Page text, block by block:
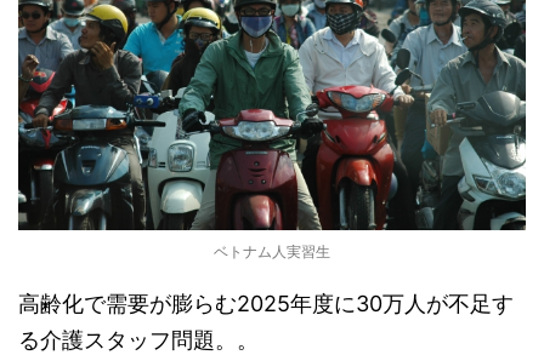
ベトナム人実習生
高齢化で需要が膨らむ2025年度に30万人が不足す
る介護スタッフ問題。。